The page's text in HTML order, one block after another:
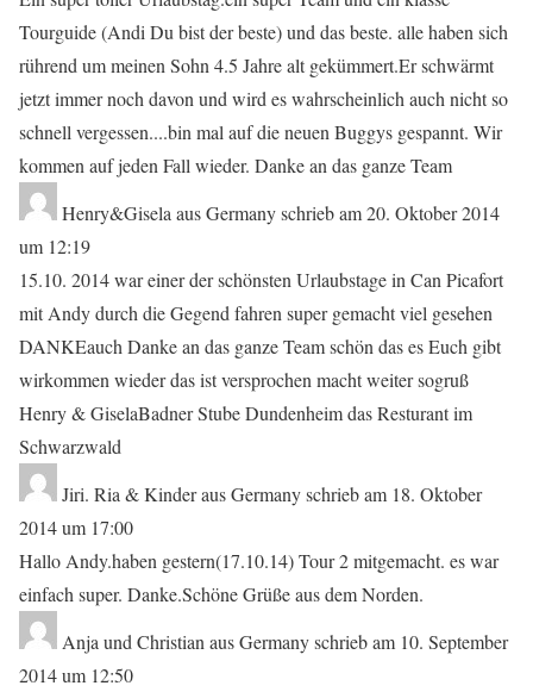
Tourguide (Andi Du bist der beste) und das beste. alle haben sich
rührend um meinen Sohn 4.5 Jahre alt gekümmert.Er schwärmt
jetzt immer noch davon und wird es wahrscheinlich auch nicht so
schnell vergessen....bin mal auf die neuen Buggys gespannt. Wir
kommen auf jeden Fall wieder. Danke an das ganze Team
Henry&GiselaausGermanyschrieb am20. Oktober 2014
um 12:19
15.10. 2014 war einer der schönsten Urlaubstage in Can Picafort
mit Andy durch die Gegend fahren super gemacht viel gesehen
DANKEauch Danke an das ganze Team schön das es Euch gibt
wirkommen wieder das ist versprochen macht weiter sogruß
Henry & GiselaBadner Stube Dundenheim das Resturant im
Schwarzwald
Jiri. Ria & KinderausGermanyschrieb am 18. Oktober
2014um 17:00
Hallo Andy.haben gestern(17.10.14) Tour 2 mitgemacht. es war
einfach super. Danke.Schöne Grüße aus dem Norden.
Anja und ChristianausGermanyschrieb am 10. September
2014um 12:50